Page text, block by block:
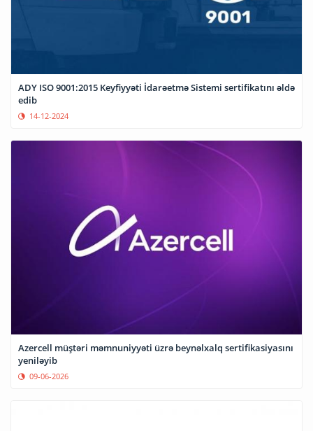
ADY ISO 9001:2015 Keyfiyyəti İdarəetmə Sistemi sertifikatını əldə
edib
14-12-2024
Azercell müştəri məmnuniyyəti üzrə beynəlxalq sertifikasiyasını
yeniləyib
09-06-2026